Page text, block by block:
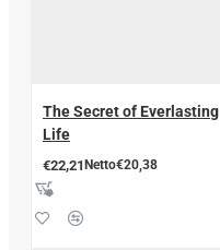
The Secret of Everlasting
Life
€22,21 Netto€20,38